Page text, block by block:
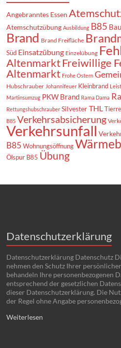
Angebranntes Essen
Atemschutzübung Ausbildung B85
Brand Brand Freifläche
Süd Einsatzübung Einzelübung
AltenmarktFreiwillige
Altenmarkt Frohe Ostern
Hubschrauber Johannifeuer Kleinbrand
Martinsumzug PKW Brand Rama Dama
Rettungshubschrauber Silvester THL
B85 Verkehrsabsicherung
Verkehrsunfall
B85 Wohnungsöffnung
Ölspur B85 Übung
Datenschutzerklärung
Datenschutzerklärung Datenschutz
nehmen den Schutz Ihrer
behandeln Ihre personenbezogenen
entsprechend der gesetzlichen
dieser Datenschutzerklärung. Die
der Regel ohne Angabe
Weiterlesen